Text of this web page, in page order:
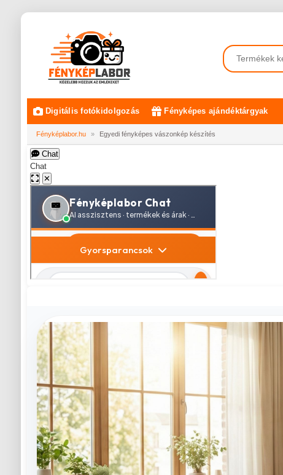
Digitális fotókidolgozás Fényképes ajándéktárgyak
Fényképlabor.hu » Egyedi fényképes vászonkép készítés
Chat
Chat
✕